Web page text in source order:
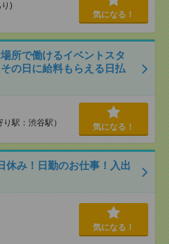
)
気になる！
所で働けるイベントスタ
の日に給料もらえる日払
駅：渋谷駅） 気になる！
休み！日勤のお仕事！入出
気になる！